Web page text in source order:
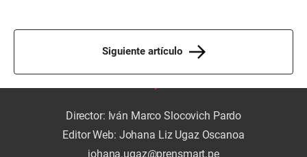
Siguiente artículo
Director: Iván Marco Slocovich Pardo
Editor Web: Johana Liz Ugaz Oscanoa
johana.ugaz@prensmart.pe